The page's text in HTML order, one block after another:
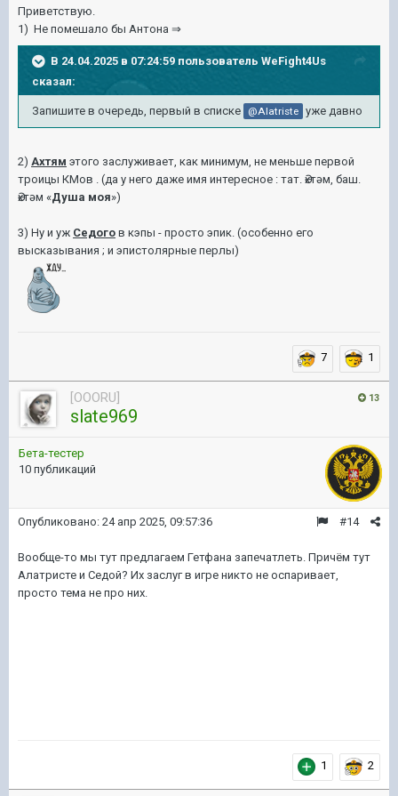
Приветствую.
1) Не помешало бы Антона ⇒
В 24.04.2025 в 07:24:59 пользователь WeFight4Us
сказал:
Запишите в очередь, первый в списке @Alatriste уже давно
2) Ахтям этого заслуживает, как минимум, не меньше первой
троицы КМов . (да у него даже имя интересное : тат. Әхтәм, баш.
Әхтәм «Душа моя»)
3) Ну и уж Седого в кэпы - просто эпик. (особенно его
высказывания ; и эпистолярные перлы)
7 1
13
[OOORU]
slate969
Бета-тестер
10 публикаций
#14
Опубликовано: 24 апр 2025, 09:57:36
Вообще-то мы тут предлагаем Гетфана запечатлеть. Причём тут
Алатристе и Седой? Их заслуг в игре никто не оспаривает,
просто тема не про них.
1 2